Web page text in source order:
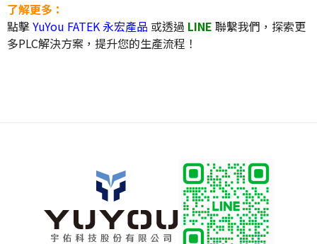
了解更多：
點擊YuYou FATEK 永宏產品 或透過 LINE 聯繫我們，探索更
多PLC解決方案，提升您的生產流程！